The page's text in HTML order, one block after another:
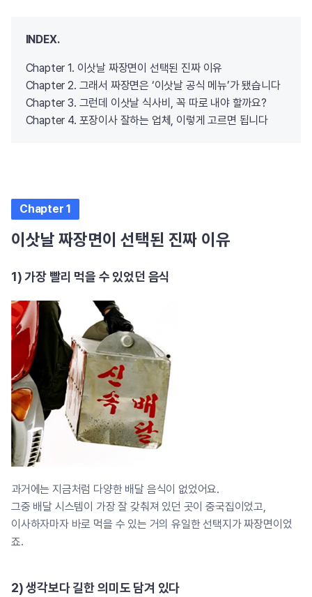
INDEX.
Chapter 1. 이삿날 짜장면이 선택된 진짜 이유
Chapter 2. 그래서 짜장면은 ‘이삿날 공식 메뉴’가 됐습니다
Chapter 3. 그런데 이삿날 식사비, 꼭 따로 내야 할까요?
Chapter 4. 포장이사 잘하는 업체, 이렇게 고르면 됩니다
Chapter 1
이삿날 짜장면이 선택된 진짜 이유
1) 가장 빨리 먹을 수 있었던 음식
과거에는 지금처럼 다양한 배달 음식이 없었어요.
그중 배달 시스템이 가장 잘 갖춰져 있던 곳이 중국집이었고,
이사하자마자 바로 먹을 수 있는 거의 유일한 선택지가 짜장면이었
죠.
2) 생각보다 길한 의미도 담겨 있다